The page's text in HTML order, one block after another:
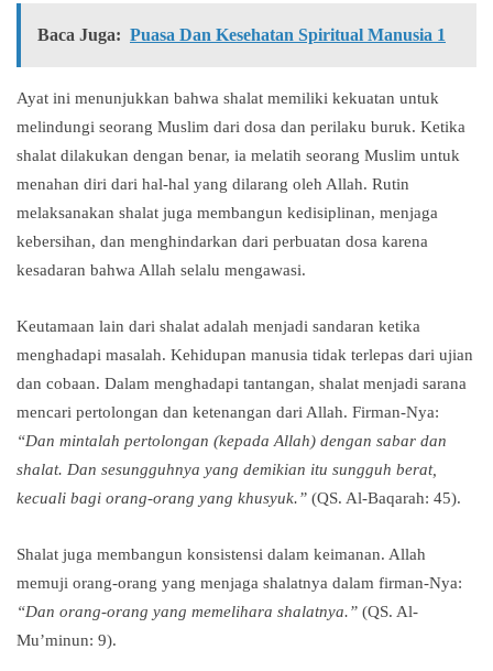
Baca Juga: Puasa Dan Kesehatan Spiritual Manusia 1
Ayat ini menunjukkan bahwa shalat memiliki kekuatan untuk
melindungi seorang Muslim dari dosa dan perilaku buruk. Ketika
shalat dilakukan dengan benar, ia melatih seorang Muslim untuk
menahan diri dari hal-hal yang dilarang oleh Allah. Rutin
melaksanakan shalat juga membangun kedisiplinan, menjaga
kebersihan, dan menghindarkan dari perbuatan dosa karena
kesadaran bahwa Allah selalu mengawasi.
Keutamaan lain dari shalat adalah menjadi sandaran ketika
menghadapi masalah. Kehidupan manusia tidak terlepas dari ujian
dan cobaan. Dalam menghadapi tantangan, shalat menjadi sarana
mencari pertolongan dan ketenangan dari Allah. Firman-Nya:
“Dan mintalah pertolongan (kepada Allah) dengan sabar dan
shalat. Dan sesungguhnya yang demikian itu sungguh berat,
kecuali bagi orang-orang yang khusyuk.” (QS. Al-Baqarah: 45).
Shalat juga membangun konsistensi dalam keimanan. Allah
memuji orang-orang yang menjaga shalatnya dalam firman-Nya:
“Dan orang-orang yang memelihara shalatnya.” (QS. Al-
Mu’minun: 9).